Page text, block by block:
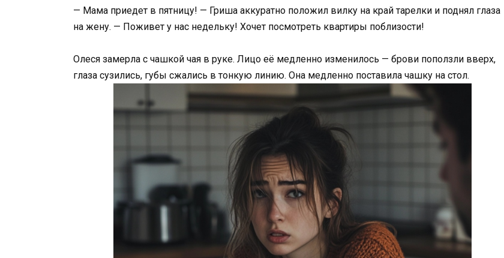
— Мама приедет в пятницу! — Гриша аккуратно положил вилку на край тарелки и поднял глаза
на жену. — Поживет у нас недельку! Хочет посмотреть квартиры поблизости!
Олеся замерла с чашкой чая в руке. Лицо её медленно изменилось — брови поползли вверх,
глаза сузились, губы сжались в тонкую линию. Она медленно поставила чашку на стол.